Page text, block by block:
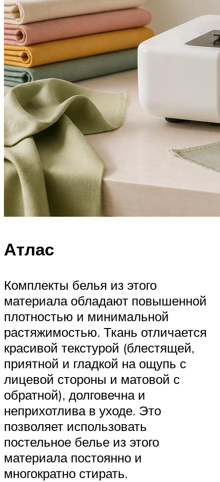
Атлас
Комплекты белья из этого
материала обладают повышенной
плотностью и минимальной
растяжимостью. Ткань отличается
красивой текстурой (блестящей,
приятной и гладкой на ощупь с
лицевой стороны и матовой с
обратной), долговечна и
неприхотлива в уходе. Это
позволяет использовать
постельное белье из этого
материала постоянно и
многократно стирать.